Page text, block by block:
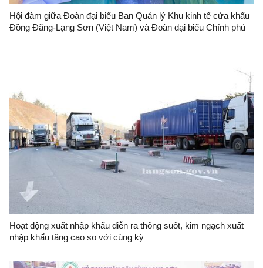
Hội đàm giữa Đoàn đại biểu Ban Quản lý Khu kinh tế cửa khẩu
Đồng Đăng-Lạng Sơn (Việt Nam) và Đoàn đại biểu Chính phủ
Hoạt động xuất nhập khẩu diễn ra thông suốt, kim ngạch xuất
nhập khẩu tăng cao so với cùng kỳ